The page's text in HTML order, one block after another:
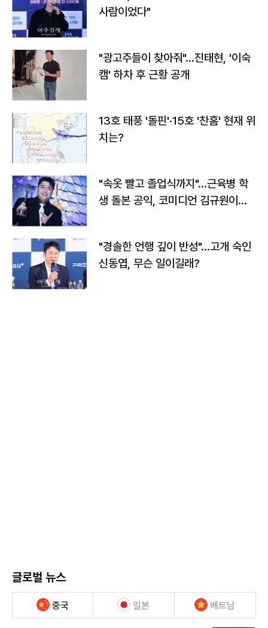
사람이었다"
"광고주들이 찾아줘"…진태현, '이숙
캠' 하차 후 근황 공개
13호 태풍 '돌핀'·15호 '찬홈' 현재 위
치는?
"속옷 빨고 졸업식까지"…근육병 학
생 돌본 공익, 코미디언 김규원이었
"경솔한 언행 깊이 반성"…고개 숙인
신동엽, 무슨 일이길래?
글로벌 뉴스
중국 일본 베트남